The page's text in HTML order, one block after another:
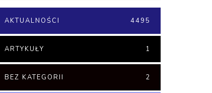
AKTUALNOŚCI 4495
ARTYKUŁY 1
BEZ KATEGORII 2